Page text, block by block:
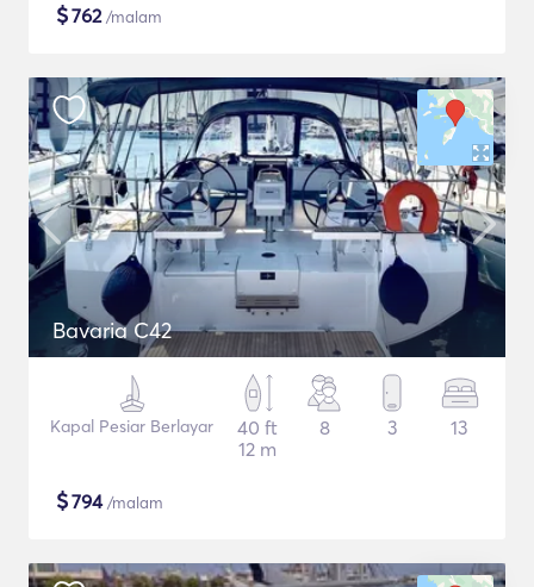
$762/malam
Bavaria C42
Kapal Pesiar Berlayar
40 ft
12 m
8 3 13
$794/malam